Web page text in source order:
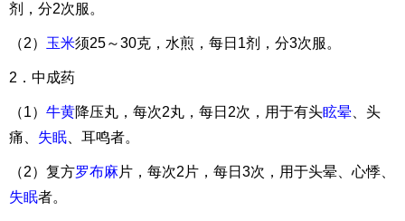
剂，分2次服。
（2） 玉米须25～30克，水煎，每日1剂，分3次服。
2．中成药
（1） 牛黄降压丸，每次2丸，每日2次，用于有头眩晕 、头
痛、 失眠 、耳鸣者。
（2）复方罗布麻片，每次2片，每日3次，用于头晕、心悸、
失眠者。